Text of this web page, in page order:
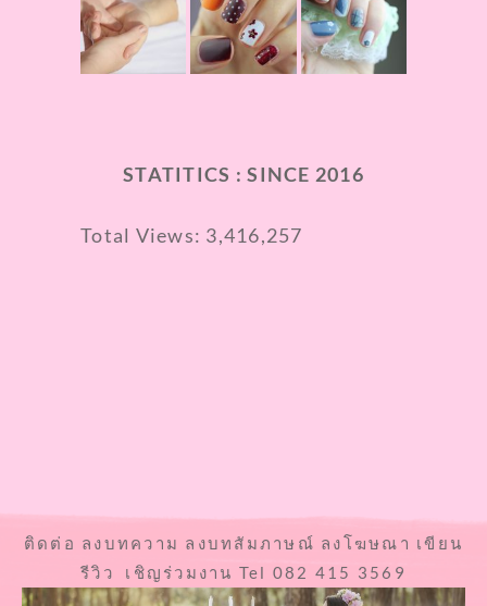
STATITICS : SINCE 2016
Total Views: 3,416,257
ติดต่อ ลงบทความ ลงบทสัมภาษณ์ ลงโฆษณา เขียน
รีวิว เชิญร่วมงาน Tel 082 415 3569